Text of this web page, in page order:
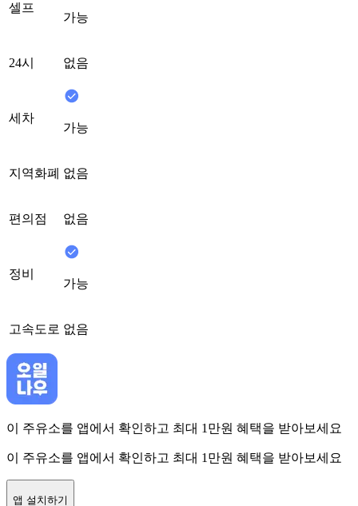
셀프
가능
24시 없음
세차
가능
지역화폐 없음
편의점 없음
정비
가능
고속도로 없음
이 주유소를 앱에서 확인하고 최대 1만원 혜택을 받아보세요
이 주유소를 앱에서 확인하고 최대 1만원 혜택을 받아보세요
앱 설치하기